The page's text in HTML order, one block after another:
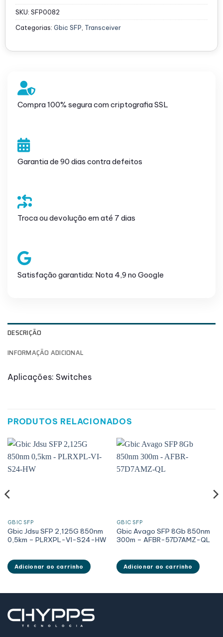
SKU: SFP0082
Categorias: Gbic SFP Transceiver
Compra 100% segura com criptografia SSL
Garantia de 90 dias contra defeitos
Troca ou devolução em até 7 dias
Satisfação garantida: Nota 4,9 no Google
DESCRIÇÃO
INFORMAÇÃO ADICIONAL
Aplicações: Switches
PRODUTOS RELACIONADOS
GBIC SFP
Gbic Jdsu SFP 2,125G 850nm
0,5km – PLRXPL-VI-S24-HW
Adicionar ao carrinho
GBIC SFP
Gbic Avago SFP 8Gb 850nm
300m – AFBR-57D7AMZ-QL
Adicionar ao carrinho